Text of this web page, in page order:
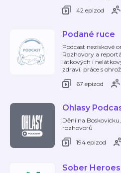
42 epizod
Podané ruce
Podcast neziskové
Rozhovory a
látkových i
zdraví, práce s
67 epizod
Ohlasy
Dění na
rozhovorů
194 epizod
Sober Heroes